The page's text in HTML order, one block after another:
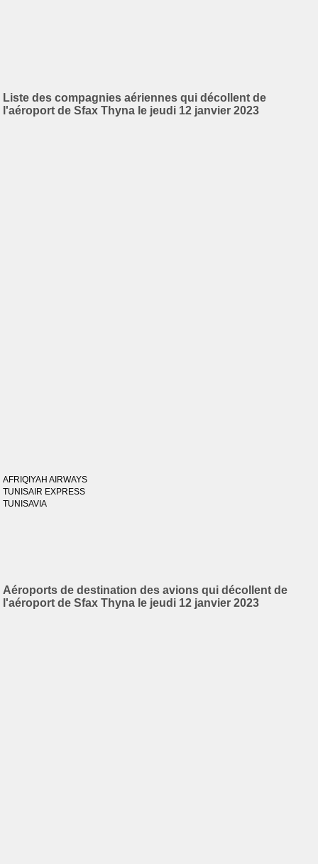
Liste des compagnies aériennes qui décollent de
l'aéroport de Sfax Thyna le jeudi 12 janvier 2023
AFRIQIYAH AIRWAYS
TUNISAIR EXPRESS
TUNISAVIA
Aéroports de destination des avions qui décollent de
l'aéroport de Sfax Thyna le jeudi 12 janvier 2023